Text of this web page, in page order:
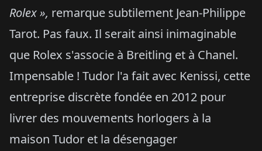
Rolex », remarque subtilement Jean-Philippe
Tarot. Pas faux. Il serait ainsi inimaginable
que Rolex s'associe à Breitling et à Chanel.
Impensable ! Tudor l'a fait avec Kenissi, cette
entreprise discrète fondée en 2012 pour
livrer des mouvements horlogers à la
maison Tudor et la désengager